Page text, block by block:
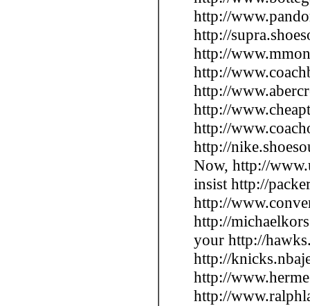
http://
http://
http://
http://
http://
http://
http://
http://
Now, http://
insist http://
http://
http://
your http://
http://
http://
http://